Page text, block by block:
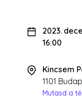
2023.
16:00
Kincsem
1101
Mutasd a